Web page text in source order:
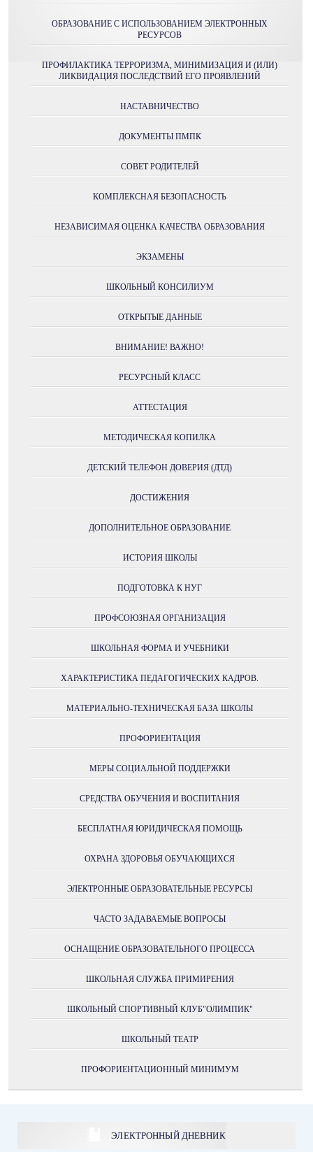
ОБРАЗОВАНИЕ С ИСПОЛЬЗОВАНИЕМ ЭЛЕКТРОННЫХ
РЕСУРСОВ
ПРОФИЛАКТИКА ТЕРРОРИЗМА, МИНИМИЗАЦИЯ И (ИЛИ)
ЛИКВИДАЦИЯ ПОСЛЕДСТВИЙ ЕГО ПРОЯВЛЕНИЙ
НАСТАВНИЧЕСТВО
ДОКУМЕНТЫ ПМПК
СОВЕТ РОДИТЕЛЕЙ
КОМПЛЕКСНАЯ БЕЗОПАСНОСТЬ
НЕЗАВИСИМАЯ ОЦЕНКА КАЧЕСТВА ОБРАЗОВАНИЯ
ЭКЗАМЕНЫ
ШКОЛЬНЫЙ КОНСИЛИУМ
ОТКРЫТЫЕ ДАННЫЕ
ВНИМАНИЕ! ВАЖНО!
РЕСУРСНЫЙ КЛАСС
АТТЕСТАЦИЯ
МЕТОДИЧЕСКАЯ КОПИЛКА
ДЕТСКИЙ ТЕЛЕФОН ДОВЕРИЯ (ДТД)
ДОСТИЖЕНИЯ
ДОПОЛНИТЕЛЬНОЕ ОБРАЗОВАНИЕ
ИСТОРИЯ ШКОЛЫ
ПОДГОТОВКА К НУГ
ПРОФСОЮЗНАЯ ОРГАНИЗАЦИЯ
ШКОЛЬНАЯ ФОРМА И УЧЕБНИКИ
ХАРАКТЕРИСТИКА ПЕДАГОГИЧЕСКИХ КАДРОВ.
МАТЕРИАЛЬНО-ТЕХНИЧЕСКАЯ БАЗА ШКОЛЫ
ПРОФОРИЕНТАЦИЯ
МЕРЫ СОЦИАЛЬНОЙ ПОДДЕРЖКИ
СРЕДСТВА ОБУЧЕНИЯ И ВОСПИТАНИЯ
БЕСПЛАТНАЯ ЮРИДИЧЕСКАЯ ПОМОЩЬ
ОХРАНА ЗДОРОВЬЯ ОБУЧАЮЩИХСЯ
ЭЛЕКТРОННЫЕ ОБРАЗОВАТЕЛЬНЫЕ РЕСУРСЫ
ЧАСТО ЗАДАВАЕМЫЕ ВОПРОСЫ
ОСНАЩЕНИЕ ОБРАЗОВАТЕЛЬНОГО ПРОЦЕССА
ШКОЛЬНАЯ СЛУЖБА ПРИМИРЕНИЯ
ШКОЛЬНЫЙ СПОРТИВНЫЙ КЛУБ"ОЛИМПИК"
ШКОЛЬНЫЙ ТЕАТР
ПРОФОРИЕНТАЦИОННЫЙ МИНИМУМ
ЭЛЕКТРОННЫЙ ДНЕВНИК